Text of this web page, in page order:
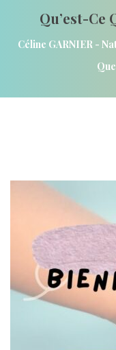
Qu’est-Ce
Céline GARNIER -